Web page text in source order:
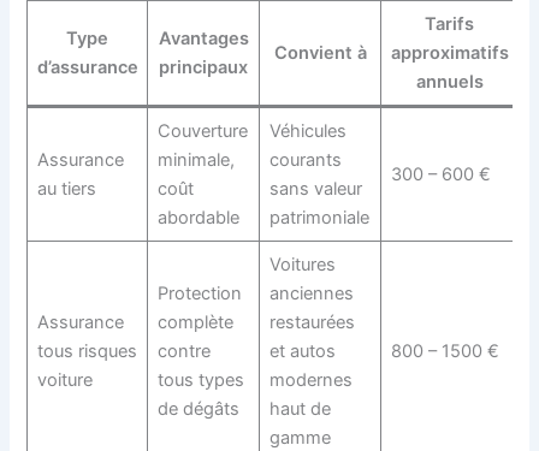
Type
d’assurance
Avantages
principaux
Convient à
Tarifs
approximatifs
annuels
Assurance
au tiers
Couverture
minimale,
coût
abordable
Véhicules
courants
sans valeur
patrimoniale
300 – 600 €
Assurance
tous risques
voiture
Protection
complète
contre
tous types
de dégâts
Voitures
anciennes
restaurées
et autos
modernes
haut de
gamme
800 – 1500 €